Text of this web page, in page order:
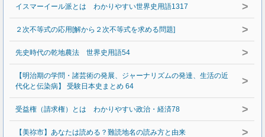
イスマーイール派とは わかりやすい世界史用語1317 >
２次不等式の応用[解から２次不等式を求める問題] >
先史時代の乾地農法 世界史用語54 >
【明治期の学問・諸芸術の発展、ジャーナリズムの発達、生活の近
代化と伝染病】 受験日本史まとめ 64
>
受益権（請求権）とは わかりやすい政治・経済78 >
【美祢市】あなたは読める？難読地名の読み方と由来 >